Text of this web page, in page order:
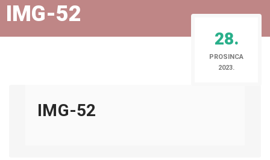
IMG-52
28.
PROSINCA
2023.
IMG-52